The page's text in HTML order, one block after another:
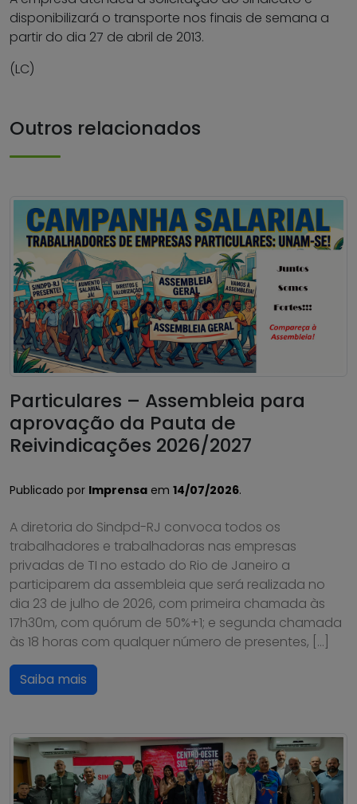
disponibilizará o transporte nos finais de semana a
partir do dia 27 de abril de 2013.
(LC)
Outros relacionados
Particulares – Assembleia para
aprovação da Pauta de
Reivindicações 2026/2027
Publicado por Imprensa em 14/07/2026.
A diretoria do Sindpd-RJ convoca todos os
trabalhadores e trabalhadoras nas empresas
privadas de TI no estado do Rio de Janeiro a
participarem da assembleia que será realizada no
dia 23 de julho de 2026, com primeira chamada às
17h30m, com quórum de 50%+1; e segunda chamada
às 18 horas com qualquer número de presentes, […]
Saiba mais